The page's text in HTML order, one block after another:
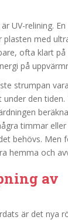
UV-relining.
plasten med
ofta klart
på
strumpan
den tiden.
timmar
behövs. Men
hemma och
av
är det nya